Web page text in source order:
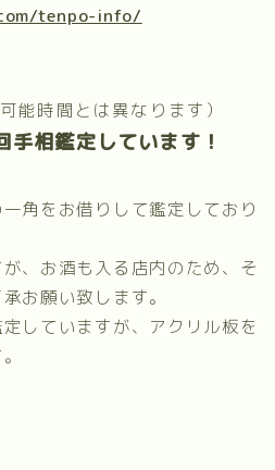
tenpo-info/
時間とは異なります）
相鑑定しています！
角をお借りして鑑定しており
、お酒も入る店内のため、そ
お願い致します。
していますが、アクリル板を